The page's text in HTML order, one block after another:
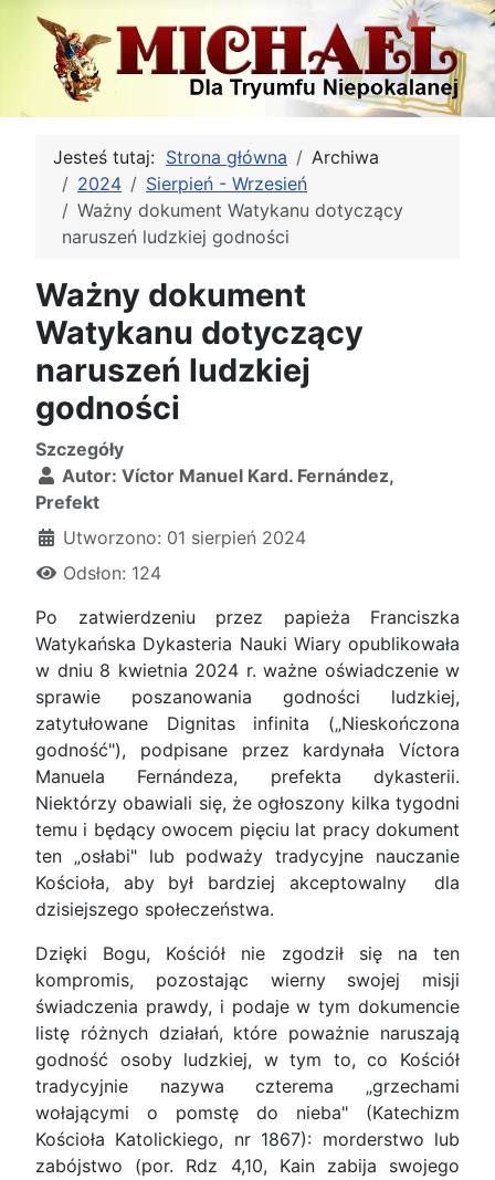
Jesteś tutaj: Strona główna
Archiwa
2024
Sierpień - Wrzesień
Ważny dokument Watykanu dotyczący
naruszeń ludzkiej godności
Ważny dokument
Watykanu dotyczący
naruszeń ludzkiej
godności
Szczegóły
Autor: Víctor Manuel Kard. Fernández,
Prefekt
Utworzono: 01 sierpień 2024
Odsłon: 124
Po zatwierdzeniu przez papieża Franciszka
Watykańska Dykasteria Nauki Wiary opublikowała
w dniu 8 kwietnia 2024 r. ważne oświadczenie w
sprawie poszanowania godności ludzkiej,
zatytułowane Dignitas infinita („Nieskończona
godność"), podpisane przez kardynała Víctora
Manuela Fernándeza, prefekta dykasterii.
Niektórzy obawiali się, że ogłoszony kilka tygodni
temu i będący owocem pięciu lat pracy dokument
ten „osłabi" lub podważy tradycyjne nauczanie
Kościoła, aby był bardziej akceptowalny dla
dzisiejszego społeczeństwa.
Dzięki Bogu, Kościół nie zgodził się na ten
kompromis, pozostając wierny swojej misji
świadczenia prawdy, i podaje w tym dokumencie
listę różnych działań, które poważnie naruszają
godność osoby ludzkiej, w tym to, co Kościół
tradycyjnie nazywa czterema „grzechami
wołającymi o pomstę do nieba" (Katechizm
Kościoła Katolickiego, nr 1867): morderstwo lub
zabójstwo (por. Rdz 4,10, Kain zabija swojego